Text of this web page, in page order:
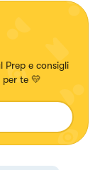
Prep e consigli
te 💛